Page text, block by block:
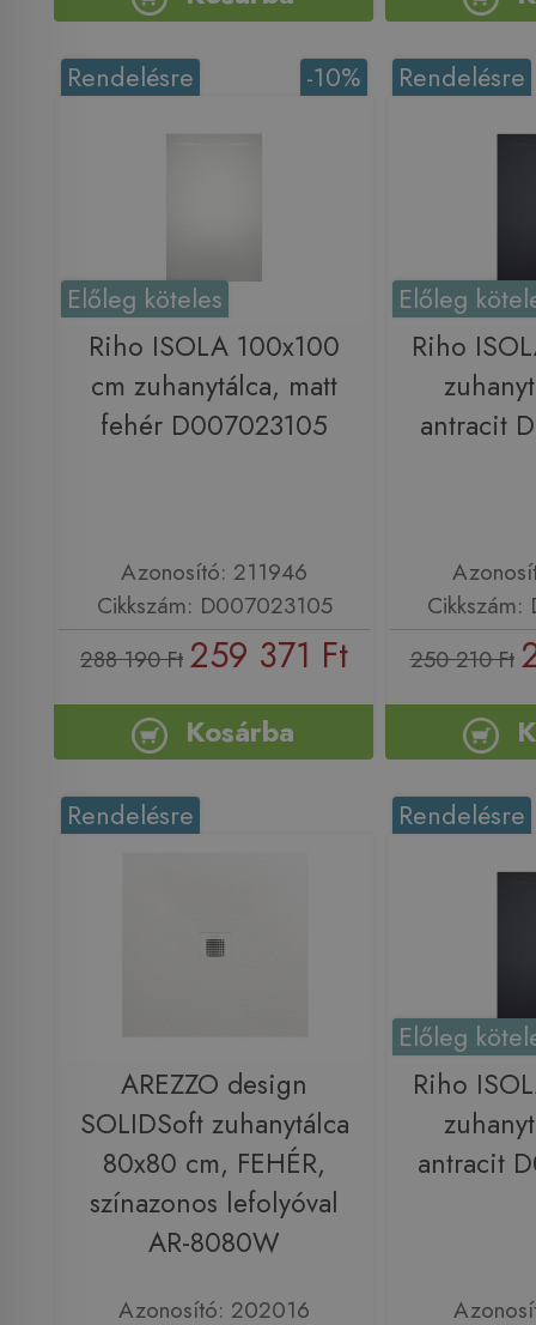
-10%
Rendelésre
Előleg köteles
Riho ISOLA 100x100
cm zuhanytálca, matt
fehér D007023105
Azonosító: 211946
Cikkszám: D007023105
288 190 Ft 259 371 Ft
Kosárba
Rendelésre
Előleg
Riho
antracit
250 210 Ft
Rendelésre
AREZZO design
SOLIDSoft zuhanytálca
80x80 cm, FEHÉR,
színazonos lefolyóval
AR-8080W
Azonosító: 202016
Rendelésre
Előleg
Riho
antracit